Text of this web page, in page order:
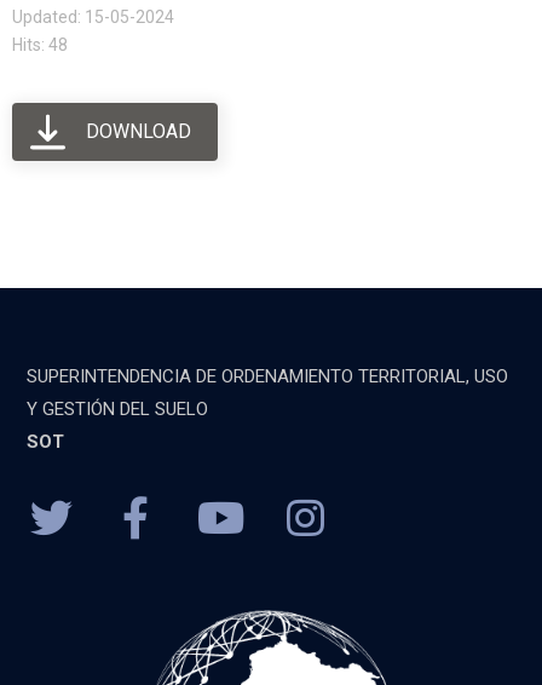
Updated: 15-05-2024
Hits: 48
DOWNLOAD
SUPERINTENDENCIA DE ORDENAMIENTO TERRITORIAL, USO
Y GESTIÓN DEL SUELO
SOT